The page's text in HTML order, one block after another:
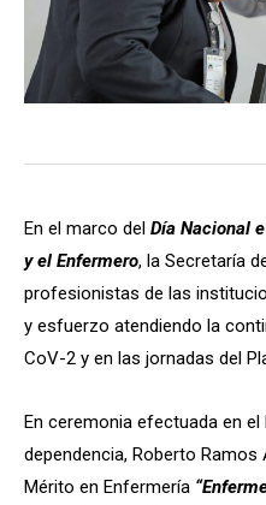
En el marco del Día Nacional
y el Enfermero, la Secretaría
profesionistas de las
y esfuerzo atendiendo la
CoV-2 y en las jornadas del
En ceremonia efectuada en
dependencia, Roberto Ramos
Mérito en Enfermería